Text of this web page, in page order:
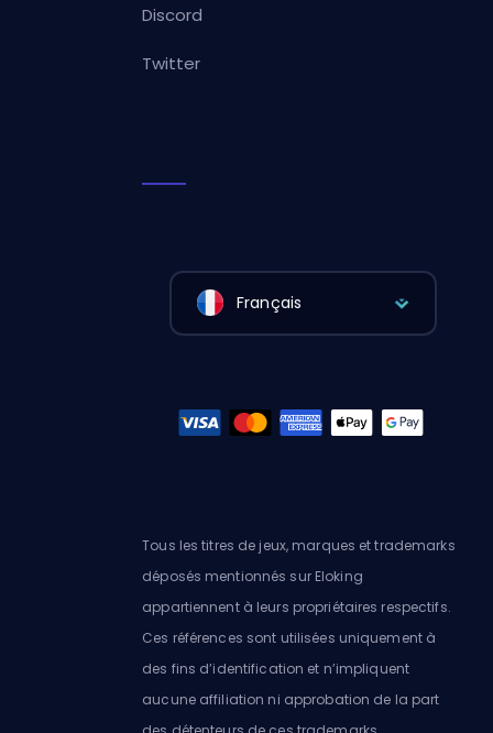
Discord
Twitter
Français
Tous les titres de jeux, marques et trademarks
déposés mentionnés sur Eloking
appartiennent à leurs propriétaires respectifs.
Ces références sont utilisées uniquement à
des fins d’identification et n’impliquent
aucune affiliation ni approbation de la part